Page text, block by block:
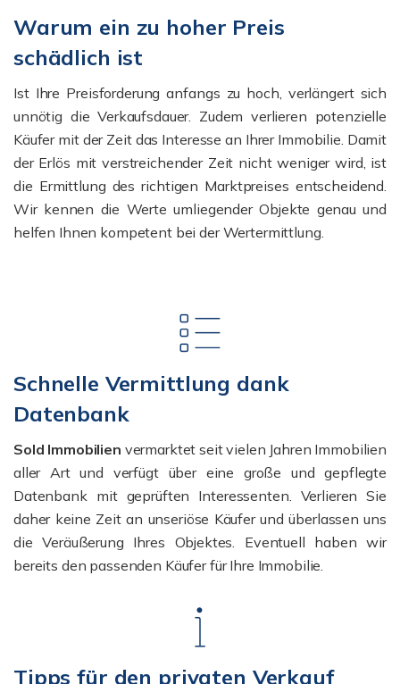
Warum ein zu hoher Preis
schädlich ist
Ist Ihre Preisforderung anfangs zu hoch, verlängert sich
unnötig die Verkaufsdauer. Zudem verlieren potenzielle
Käufer mit der Zeit das Interesse an Ihrer Immobilie. Damit
der Erlös mit verstreichender Zeit nicht weniger wird, ist
die Ermittlung des richtigen Marktpreises entscheidend.
Wir kennen die Werte umliegender Objekte genau und
helfen Ihnen kompetent bei der Wertermittlung.
Schnelle Vermittlung dank
Datenbank
Sold Immobilien vermarktet seit vielen Jahren Immobilien
aller Art und verfügt über eine große und gepflegte
Datenbank mit geprüften Interessenten. Verlieren Sie
daher keine Zeit an unseriöse Käufer und überlassen uns
die Veräußerung Ihres Objektes. Eventuell haben wir
bereits den passenden Käufer für Ihre Immobilie.
Tipps für den privaten Verkauf